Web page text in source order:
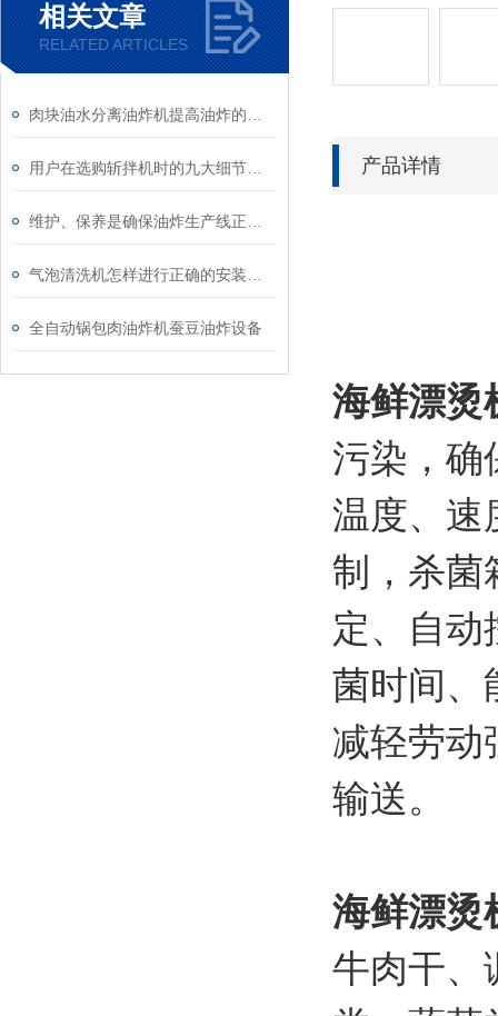
相关文章
RELATED ARTICLES
全自动锅包肉油炸机蚕豆油炸设备
产品详情
海鲜漂烫
污染，确
温度、速
制，杀菌
定、自动
菌时间、
减轻劳动
输送。
海鲜漂烫
牛肉干、